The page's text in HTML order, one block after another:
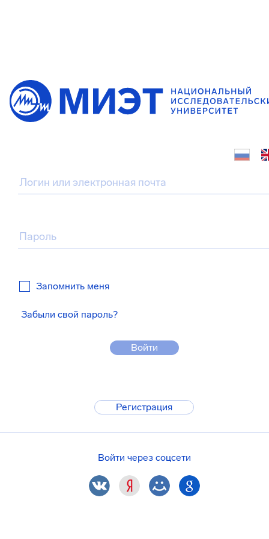
Запомнить меня
Забыли свой пароль?
Войти
Регистрация
Войти через соцсети